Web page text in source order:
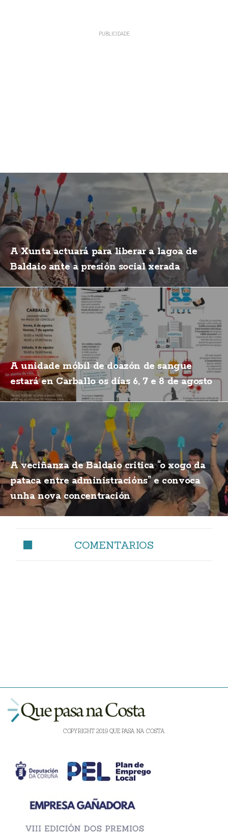
A Xunta actuará para liberar a lagoa de
Baldaio ante a presión social xerada
A unidade móbil de doazón de sangue
estará en Carballo os días 6, 7 e 8 de agosto
A veciñanza de Baldaio critica “o xogo da
pataca entre administracións” e convoca
unha nova concentración
COMENTARIOS
COPYRIGHT 2019 QUE PASA NA COSTA